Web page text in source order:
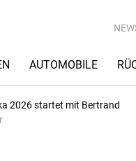
AUTOMOBILE
2026 startet mit Bertrand